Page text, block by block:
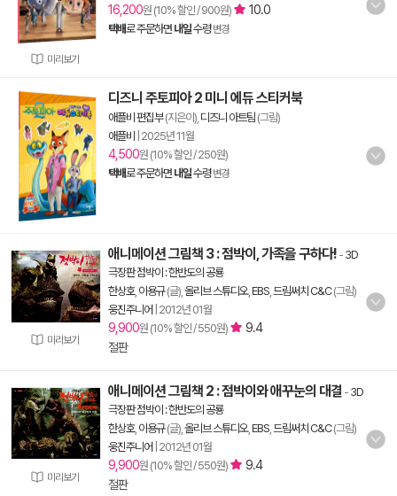
미리보기
16,200원 (10% 할인 / 900원) 10.0
택배로 주문하면 내일수령 변경
디즈니 주토피아 2 미니 에듀 스티커북
애플비 편집부(지은이), 디즈니 아트팀 (그림)
애플비
2025년 11월
4,500원 (10% 할인 / 250원)
택배로 주문하면 내일수령 변경
미리보기
애니메이션 그림책 3 : 점박이, 가족을 구하다! - 3D
극장판 점박이 : 한반도의 공룡
한상호, 이용규(글), 올리브 스튜디오, EBS 드림써치 C&C(그림)
웅진주니어 2012년 01월
9,900원 (10% 할인 / 550원)
9.4
절판
미리보기
애니메이션 그림책 2 : 점박이와 애꾸눈의 대결 - 3D
극장판 점박이 : 한반도의 공룡
한상호, 이용규(글), 올리브 스튜디오, EBS 드림써치 C&C(그림)
웅진주니어 2012년 01월
9,900원 (10% 할인 / 550원)
9.4
절판